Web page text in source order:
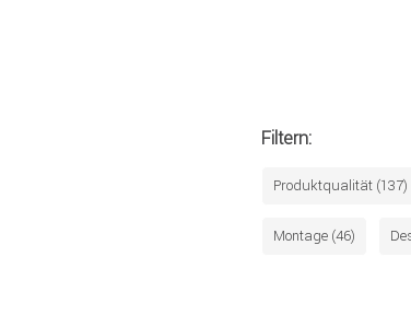
Filtern:
Produktqualität (137)
Montage (46)